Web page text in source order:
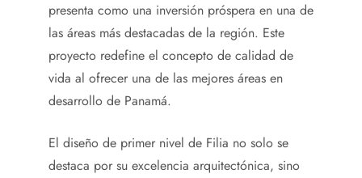
presenta como una inversión próspera en una de
las áreas más destacadas de la región. Este
proyecto redefine el concepto de calidad de
vida al ofrecer una de las mejores áreas en
desarrollo de Panamá.
El diseño de primer nivel de Filia no solo se
destaca por su excelencia arquitectónica, sino